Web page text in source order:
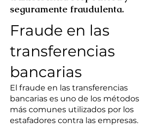
seguramente fraudulenta.
Fraude en las
transferencias
bancarias
El fraude en las transferencias
bancarias es uno de los métodos
más comunes utilizados por los
estafadores contra las empresas.